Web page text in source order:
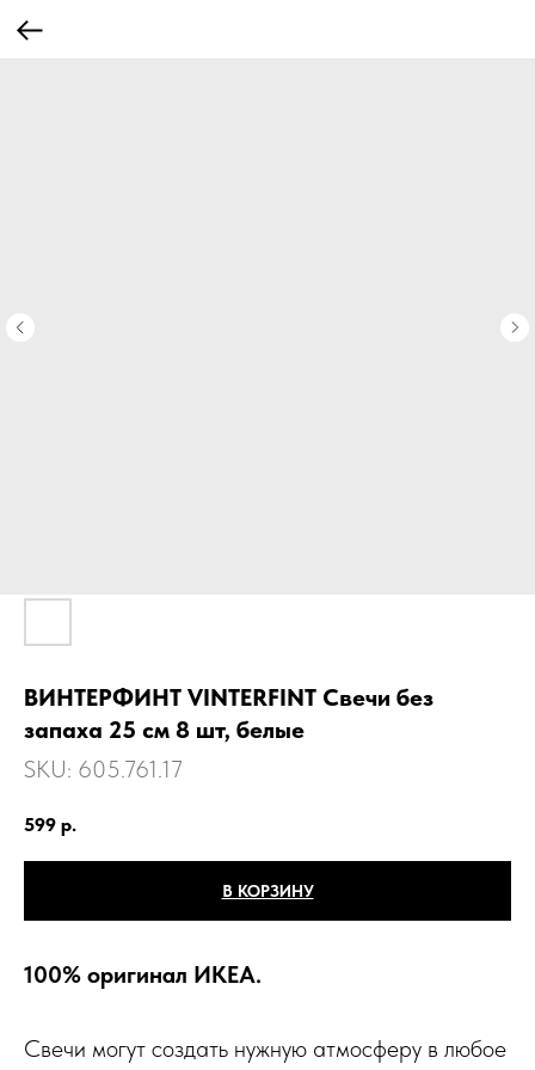
ВИНТЕРФИНТ VINTERFINT Свечи без
запаха 25 см 8 шт, белые
SKU: 605.761.17
599 р.
В КОРЗИНУ
100% оригинал ИКЕА.
Свечи могут создать нужную атмосферу в любое